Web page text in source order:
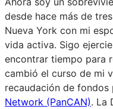
desde hace más de
Nueva York con mi
vida activa. Sigo
encontrar tiempo para
cambió el curso de mi
recaudación de fondos
Network (PanCAN). La